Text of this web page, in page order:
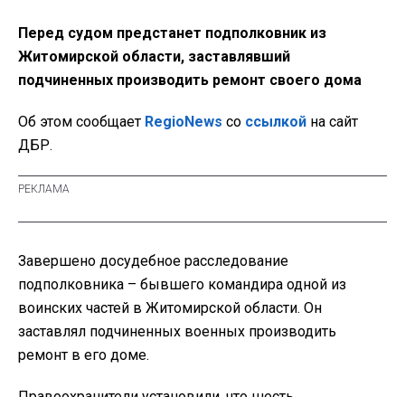
Перед судом предстанет подполковник из
Житомирской области, заставлявший
подчиненных производить ремонт своего дома
Об этом сообщает RegioNews со ссылкой на сайт
ДБР.
Завершено досудебное расследование
подполковника – бывшего командира одной из
воинских частей в Житомирской области. Он
заставлял подчиненных военных производить
ремонт в его доме.